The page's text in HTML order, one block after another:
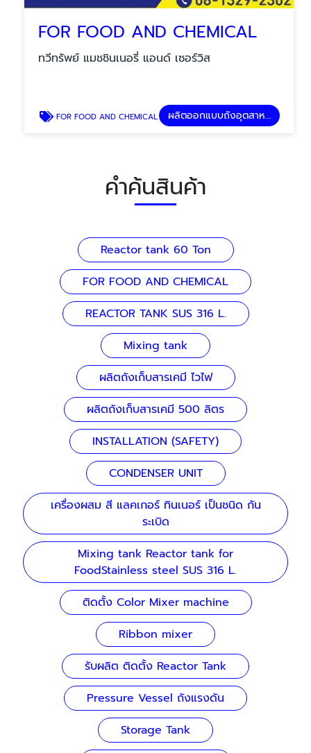
FOR FOOD AND CHEMICAL
ทวีทรัพย์ แมชชินเนอรี่ แอนด์ เซอร์วิส
FOR FOOD AND CHEMICAL ผลิตออกแบบถังอุตสาหกรรม
คำค้นสินค้า
Reactor tank 60 Ton
FOR FOOD AND CHEMICAL
REACTOR TANK SUS 316 L.
Mixing tank
ผลิตถังเก็บสารเคมี ไวไฟ
ผลิตถังเก็บสารเคมี 500 ลิตร
INSTALLATION (SAFETY)
CONDENSER UNIT
เครื่องผสม สี แลคเกอร์ ทินเนอร์ เป็นชนิด กัน
ระเบิด
Mixing tank Reactor tank for
FoodStainless steel SUS 316 L.
ติดตั้ง Color Mixer machine
Ribbon mixer
รับผลิต ติดตั้ง Reactor Tank
Pressure Vessel ถังแรงดัน
Storage Tank